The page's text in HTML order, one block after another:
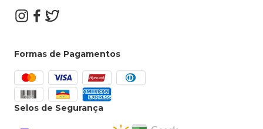
Formas de Pagamentos
Selos de Segurança